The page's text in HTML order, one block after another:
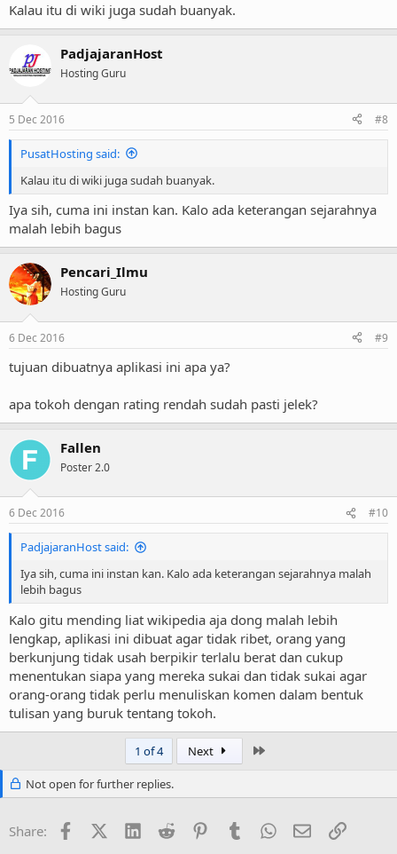
Kalau itu di wiki juga sudah buanyak.
PadjajaranHost
Hosting Guru
5 Dec 2016 #8
PusatHosting said:
Kalau itu di wiki juga sudah buanyak.
Iya sih, cuma ini instan kan. Kalo ada keterangan sejarahnya
malah lebih bagus
Pencari_Ilmu
Hosting Guru
6 Dec 2016 #9
tujuan dibuatnya aplikasi ini apa ya?
apa tokoh dengan rating rendah sudah pasti jelek?
Fallen
Poster 2.0
6 Dec 2016 #10
PadjajaranHost said:
Iya sih, cuma ini instan kan. Kalo ada keterangan sejarahnya malah
lebih bagus
Kalo gitu mending liat wikipedia aja dong malah lebih
lengkap, aplikasi ini dibuat agar tidak ribet, orang yang
berkunjung tidak usah berpikir terlalu berat dan cukup
menentukan siapa yang mereka sukai dan tidak sukai agar
orang-orang tidak perlu menuliskan komen dalam bentuk
tulisan yang buruk tentang tokoh.
1 of 4 Next
Not open for further replies.
Share: FacebookX (Twitter)
LinkedInReddit PinterestTumblrWhatsApp
EmailLink